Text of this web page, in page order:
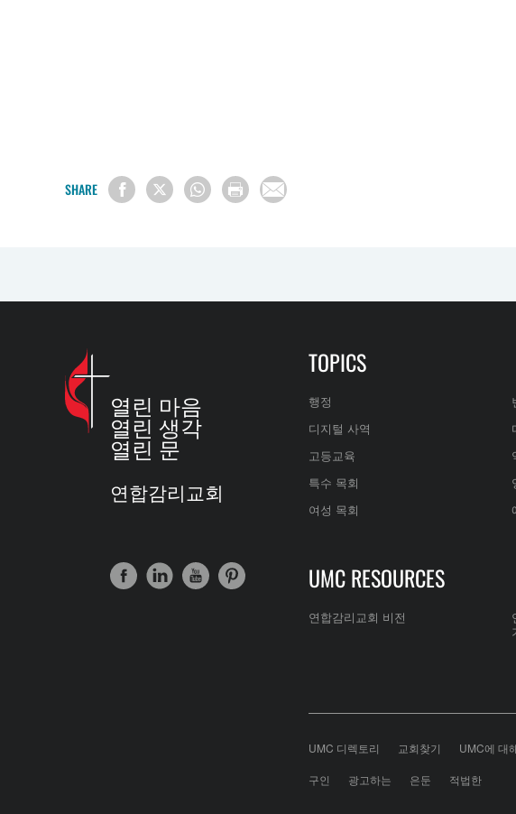
SHARE
열린 마음
열린 생각
열린 문
연합감리교회
TOPICS
행정
디지털 사역
고등교육
특수 목회
여성 목회
UMC RESOURCES
연합감리교회 비전
UMC 디렉토리 교회찾기 UMC에 대
구인 광고하는 은둔 적법한